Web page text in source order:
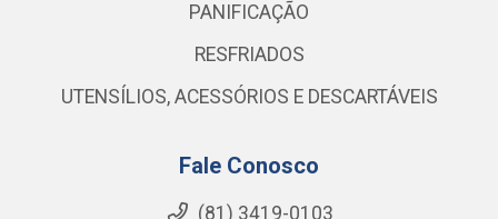
PANIFICAÇÃO
RESFRIADOS
UTENSÍLIOS, ACESSÓRIOS E DESCARTÁVEIS
Fale Conosco
(81) 3419-0103